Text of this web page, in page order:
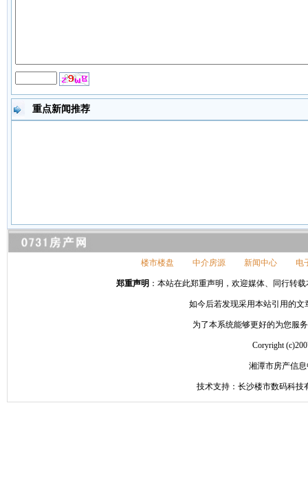
重点新闻推荐
楼市楼盘 中介房源 新闻中心 电
郑重声明 ：本站在此郑重声明，欢迎媒体、同行转
如今后若发现采用本站引用的
为了本系统能够更好的为您服
Coryright
湘潭市房产信
技术支持：长沙楼市数码科技